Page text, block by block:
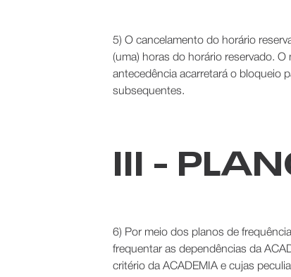
5) O cancelamento do horário
(uma) horas do horário reservado.
antecedência acarretará o bloqueio
subsequentes.
III -
6) Por meio dos planos de
frequentar as dependências da
critério da ACADEMIA e cujas